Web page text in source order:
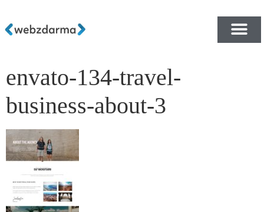
envato-134-travel-
business-about-3